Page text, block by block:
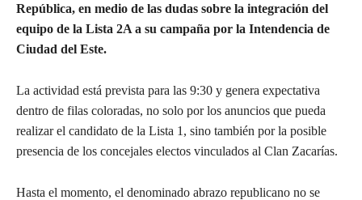
República, en medio de las dudas sobre la integración del
equipo de la Lista 2A a su campaña por la Intendencia de
Ciudad del Este.
La actividad está prevista para las 9:30 y genera expectativa
dentro de filas coloradas, no solo por los anuncios que pueda
realizar el candidato de la Lista 1, sino también por la posible
presencia de los concejales electos vinculados al Clan Zacarías.
Hasta el momento, el denominado abrazo republicano no se